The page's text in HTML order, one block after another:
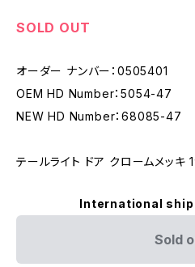
SOLD OUT
オーダー ナンバー：0505401
OEM HD Number：5054-47
NEW HD Number：68085-47
テールライト ドア クロームメッ
International
Sold